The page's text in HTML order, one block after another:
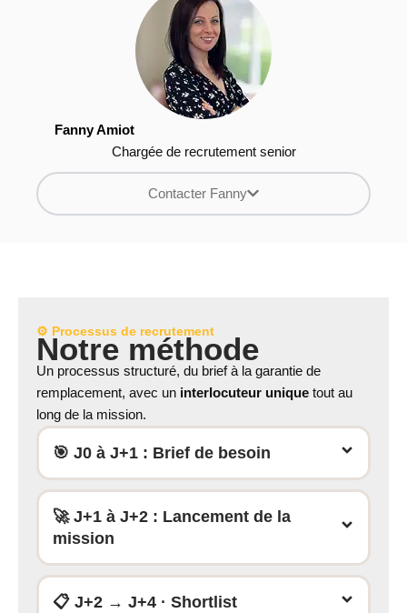
Fanny Amiot
Chargée de recrutement senior
Contacter Fanny
⚙️ Processus de recrutement
Notre méthode
Un processus structuré, du brief à la garantie de
remplacement, avec un interlocuteur unique tout au
long de la mission.
🎯 J0 à J+1 : Brief de besoin
🚀 J+1 à J+2 : Lancement de la
mission
📋 J+2 → J+4 · Shortlist